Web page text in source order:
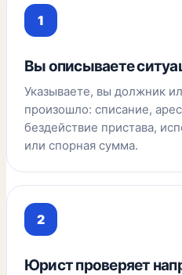
Вы описываете
Указываете, вы должник
произошло: списание,
бездействие пристава,
или спорная сумма.
Юрист проверяет